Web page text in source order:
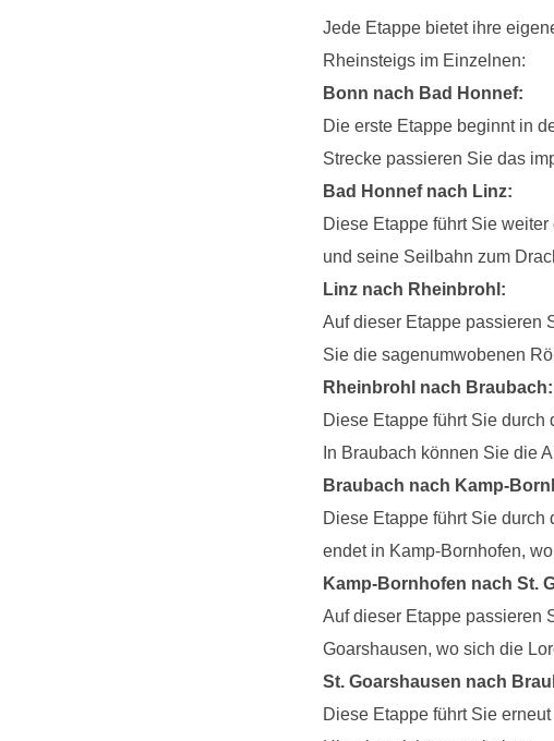
Jede Etappe bietet ihre
Rheinsteigs im Einzelnen:
Bonn nach Bad Honnef:
Die erste Etappe beginnt in
Strecke passieren Sie das
Bad Honnef nach Linz:
Diese Etappe führt Sie
und seine Seilbahn zum
Linz nach Rheinbrohl:
Auf dieser Etappe passieren
Sie die sagenumwobenen
Rheinbrohl nach Braubach:
Diese Etappe führt Sie
In Braubach können Sie die
Braubach nach Kamp-
Diese Etappe führt Sie
endet in Kamp-Bornhofen,
Kamp-Bornhofen nach St.
Auf dieser Etappe passieren
Goarshausen, wo sich die
St. Goarshausen nach
Diese Etappe führt Sie